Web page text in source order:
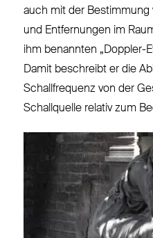
auch mit der
und Entfernungen im
ihm benannten „Doppler-
Damit beschreibt er die
Schallfrequenz von der
Schallquelle relativ zum